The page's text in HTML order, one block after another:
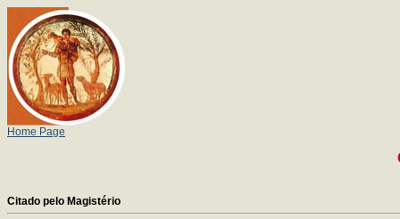
Home Page
Citado pelo Magistério